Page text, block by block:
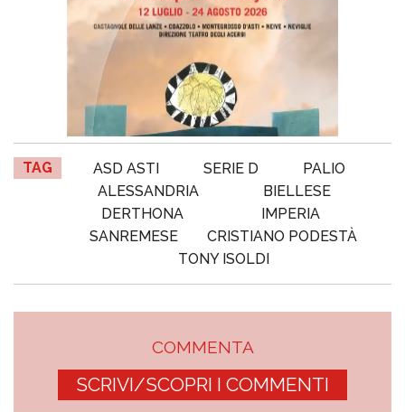
TAG ASD ASTI SERIE D
PALIO
ALESSANDRIA
BIELLESE
DERTHONA
IMPERIA
SANREMESE
CRISTIANO PODESTÀ
TONY ISOLDI
COMMENTA
SCRIVI/SCOPRI I COMMENTI